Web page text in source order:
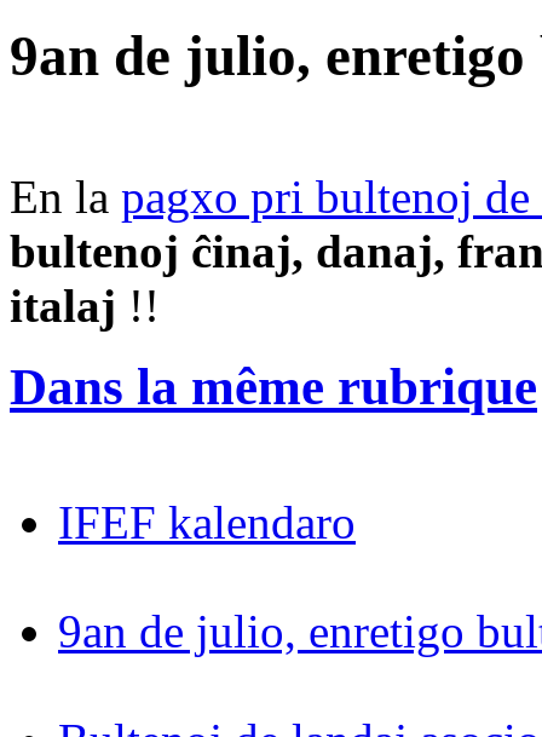
9an de julio,
En la pagxo pri bultenoj
bultenoj ĉinaj, danaj,
italaj !!
Dans la même rubrique
IFEF kalendaro
9an de julio, enretigo